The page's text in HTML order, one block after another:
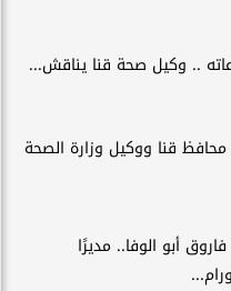
.. وكيل صحة قنا يناقش...
محافظ قنا ووكيل وزارة الصحة
أبو الوفا.. مديرًا